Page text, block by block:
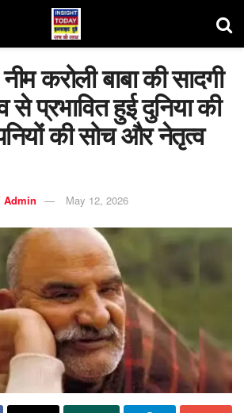
करोली बाबा की सादगी
प्रभावित हुई दुनिया की
की सोच और नेतृत्व
Admin May 12, 2026